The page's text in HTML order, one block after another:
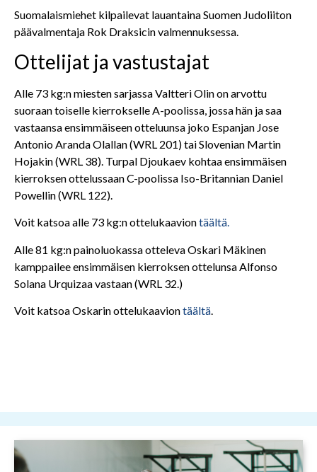
Suomalaismiehet kilpailevat lauantaina Suomen Judoliiton
päävalmentaja Rok Draksicin valmennuksessa.
Ottelijat ja vastustajat
Alle 73 kg:n miesten sarjassa Valtteri Olin on arvottu
suoraan toiselle kierrokselle A-poolissa, jossa hän ja saa
vastaansa ensimmäiseen otteluunsa joko Espanjan Jose
Antonio Aranda Olallan (WRL 201) tai Slovenian Martin
Hojakin (WRL 38). Turpal Djoukaev kohtaa ensimmäisen
kierroksen ottelussaan C-poolissa Iso-Britannian Daniel
Powellin (WRL 122).
Voit katsoa alle 73 kg:n ottelukaaviontäältä.
Alle 81 kg:n painoluokassa otteleva Oskari Mäkinen
kamppailee ensimmäisen kierroksen ottelunsa Alfonso
Solana Urquizaa vastaan (WRL 32.)
Voit katsoa Oskarin ottelukaaviontäältä.